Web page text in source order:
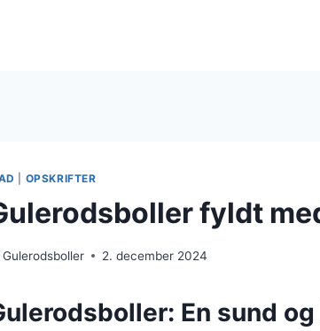
OPSKRIFTER
fyldt
Gulerodsboller 2. december 2024
En sund